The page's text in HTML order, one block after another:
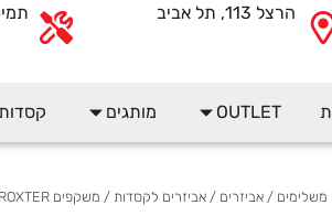
הרצל 113, תל אביב
OUTLET מותגים
משלימים / אביזרים / אביזרים לקסדות / משקפים ROXTER